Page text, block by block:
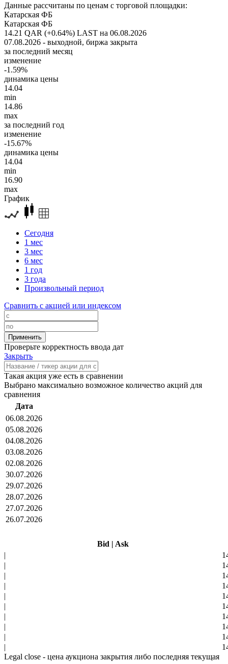
Данные рассчитаны по ценам с торговой площадки:
Катарская ФБ
Катарская ФБ
14.21 QAR (+0.64%) LAST на 06.08.2026
07.08.2026 - выходной, биржа закрыта
за последний месяц
изменение
-1.59%
динамика цены
14.04
min
14.86
max
за последний год
изменение
-15.67%
динамика цены
14.04
min
16.90
max
График
Сегодня
1 мес
3 мес
6 мес
1 год
3 года
Произвольный период
Сравнить с акцией или индексом
Проверьте корректность ввода дат
Закрыть
Такая акция уже есть в сравнении
Выбрано максимально возможное количество акций для
сравнения
Дата
06.08.2026
05.08.2026
04.08.2026
03.08.2026
02.08.2026
30.07.2026
29.07.2026
28.07.2026
27.07.2026
26.07.2026
Bid | Ask
|
|
|
|
|
|
|
|
|
|
Legal close - цена аукциона закрытия либо последняя текущая